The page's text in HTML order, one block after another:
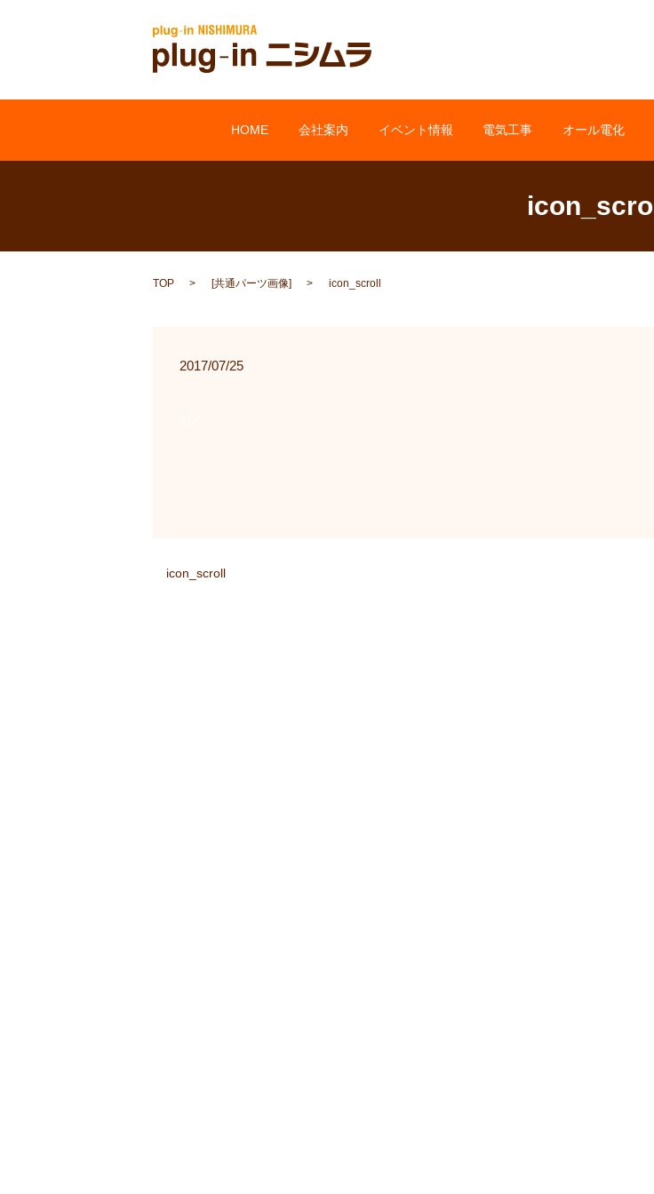
HOME 会社案内 イベント情報 電気工事 オール電化
icon_scroll
TOP [共通パーツ画像] icon_scroll
2017/07/25
icon_scroll